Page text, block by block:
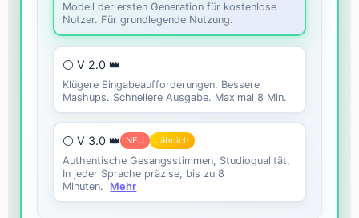
Modell der ersten Generation für kostenlose
Nutzer. Für grundlegende Nutzung.
⚪ V 2.0 👑
Klügere Eingabeaufforderungen. Bessere
Mashups. Schnellere Ausgabe. Maximal 8 Min.
⚪ V 3.0 👑 NEU Jährlich
Authentische Gesangsstimmen, Studioqualität,
In jeder Sprache präzise, bis zu 8
Minuten.
Mehr